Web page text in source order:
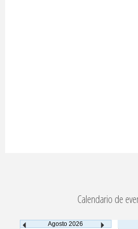
Calendario de
Agosto 2026